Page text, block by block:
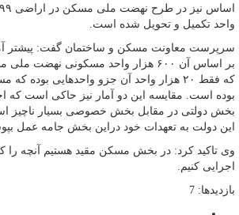
واحد تکمیل و تحویل شده است.
سرپرست معاونت مسکن و ساختمان گفت: پیشتر
بر اساس آن ۶۰۰ هزار واحد مسکونی
که فقط ۲۰ هزار واحد آن جزو واحدهایی بوده
بوده است‌. مقایسه این دو آمار نیز حاکی است
بخش دولتی در مقابل بخش خصوصی بسیار ناچیز
این دولت به تعهدات خود دراین بخش جامه عمل
وی تاکید کرد: در بخش مسکن مقید هستیم آنچه
اجرایی کنیم.
بازدیدها: 7